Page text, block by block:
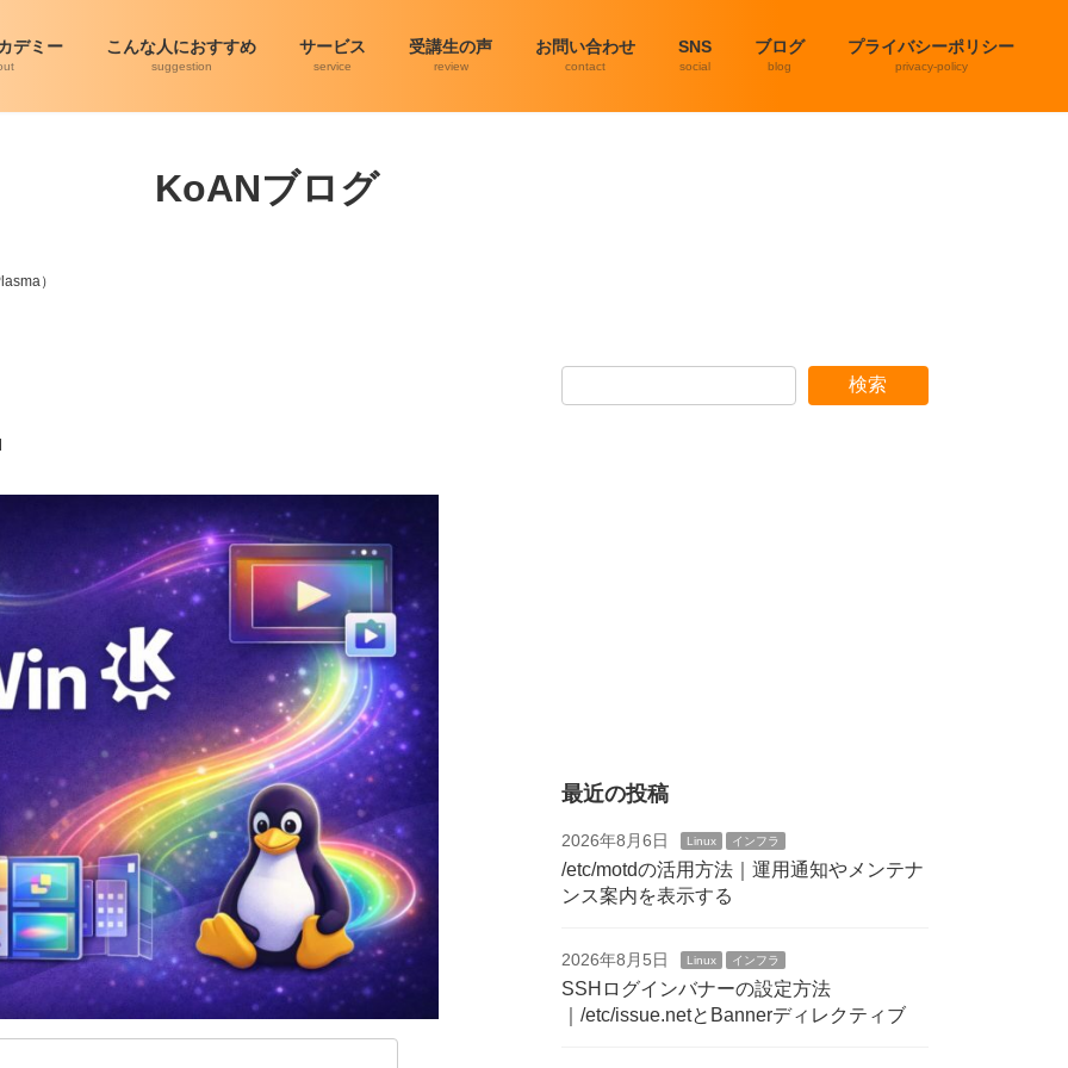
デミー こんな人におすすめ
suggestion
サービス
service
受講生の声
review
お問い合わせ
contact
SNS
social
ブログ
blog
プライバシーポリシー
privacy-policy
KoANブログ
）
検索
最近の投稿
2026年8月6日 Linux インフラ
/etc/motdの活用方法｜運用通知やメンテナ
ンス案内を表示する
2026年8月5日 Linux インフラ
SSHログインバナーの設定方法
｜/etc/issue.netとBannerディレクティブ